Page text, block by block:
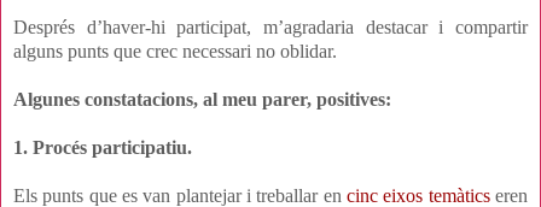
Després d’haver-hi participat, m’agradaria destacar i compartir
alguns punts que crec necessari no oblidar.
Algunes constatacions, al meu parer, positives:
1. Procés participatiu.
Els punts que es van plantejar i treballar en cinc eixos temàticseren